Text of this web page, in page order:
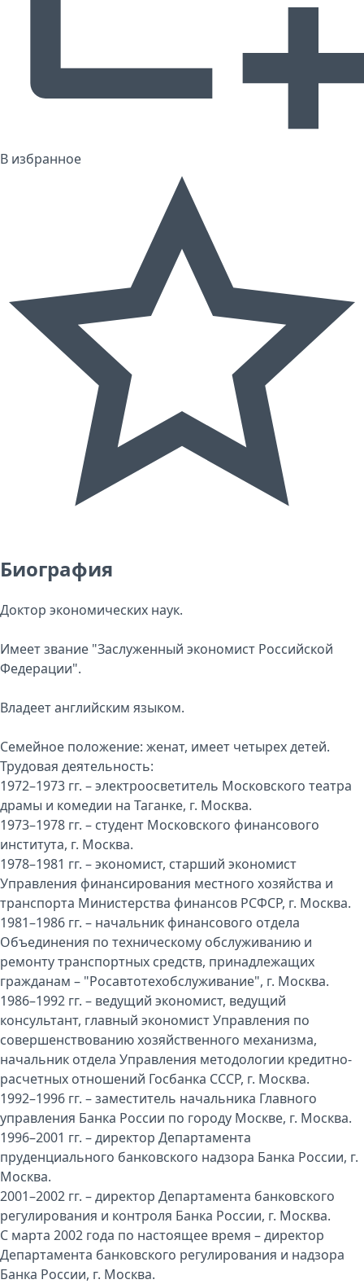
В избранное
Биография
Доктор экономических наук.
Имеет звание "Заслуженный экономист Российской
Федерации".
Владеет английским языком.
Семейное положение: женат, имеет четырех детей.
Трудовая деятельность:
1972–1973 гг. – электроосветитель Московского театра
драмы и комедии на Таганке, г. Москва.
1973–1978 гг. – студент Московского финансового
института, г. Москва.
1978–1981 гг. – экономист, старший экономист
Управления финансирования местного хозяйства и
транспорта Министерства финансов РСФСР, г. Москва.
1981–1986 гг. – начальник финансового отдела
Объединения по техническому обслуживанию и
ремонту транспортных средств, принадлежащих
гражданам – "Росавтотехобслуживание", г. Москва.
1986–1992 гг. – ведущий экономист, ведущий
консультант, главный экономист Управления по
совершенствованию хозяйственного механизма,
начальник отдела Управления методологии кредитно-
расчетных отношений Госбанка СССР, г. Москва.
1992–1996 гг. – заместитель начальника Главного
управления Банка России по городу Москве, г. Москва.
1996–2001 гг. – директор Департамента
пруденциального банковского надзора Банка России, г.
Москва.
2001–2002 гг. – директор Департамента банковского
регулирования и контроля Банка России, г. Москва.
С марта 2002 года по настоящее время – директор
Департамента банковского регулирования и надзора
Банка России, г. Москва.